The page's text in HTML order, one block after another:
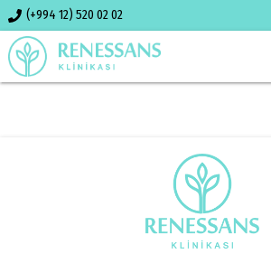
(+994 12) 520 02 02